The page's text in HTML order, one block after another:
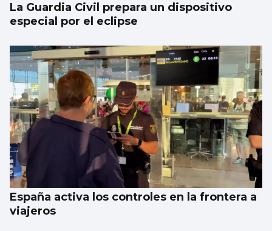
La Guardia Civil prepara un dispositivo
especial por el eclipse
España activa los controles en la frontera a
viajeros